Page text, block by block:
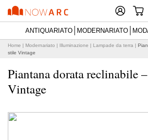
ANTIQUARIATO MODERNARIATO
Home | Modernariato | Illuminazione | Lampade da terra |
stile Vintage
Piantana dorata reclinabile
Vintage